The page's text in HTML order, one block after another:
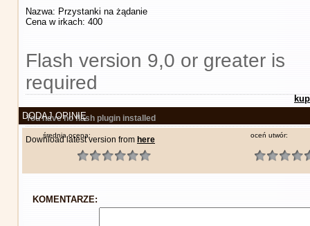
Nazwa: Przystanki na żądanie
Cena w irkach: 400
Flash version 9,0 or greater is
required
You have no flash plugin installed
Download latest version from here
DODAJ OPINIĘ
średnia ocena: oceń utwór:
KOMENTARZE: